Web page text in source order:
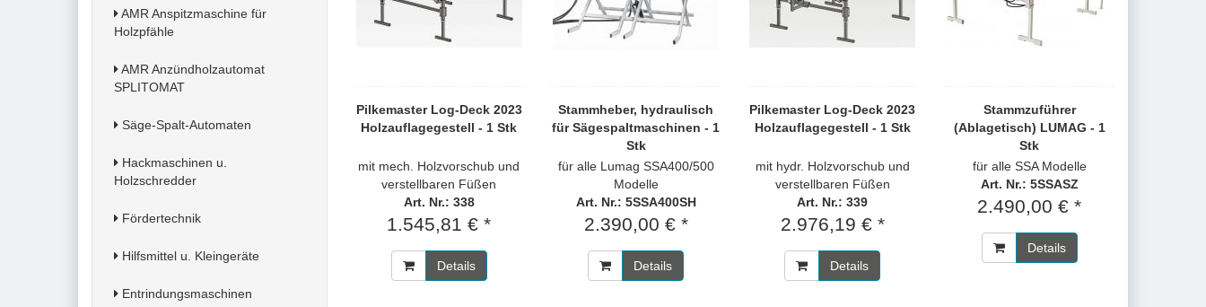
AMR Anspitzmaschine für
Holzpfähle
AMR Anzündholzautomat
SPLITOMAT
Säge-Spalt-Automaten
Hackmaschinen u.
Holzschredder
Fördertechnik
Hilfsmittel u. Kleingeräte
Entrindungsmaschinen
Pilkemaster Log-Deck 2023
Holzauflagegestell - 1 Stk
mit mech. Holzvorschub und
verstellbaren Füßen
Art. Nr.: 338
1.545,81 € *
Details
Stammheber, hydraulisch
für Sägespaltmaschinen - 1
Stk
für alle Lumag SSA400/500
Modelle
Art. Nr.: 5SSA400SH
2.390,00 € *
Details
Pilkemaster Log-Deck 2023
Holzauflagegestell - 1 Stk
mit hydr. Holzvorschub und
verstellbaren Füßen
Art. Nr.: 339
2.976,19 € *
Details
Stammzuführer
(Ablagetisch) LUMAG - 1
Stk
für alle SSA Modelle
Art. Nr.: 5SSASZ
2.490,00 € *
Details